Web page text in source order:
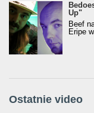
Up"
Beef
Eripe
Ostatnie video